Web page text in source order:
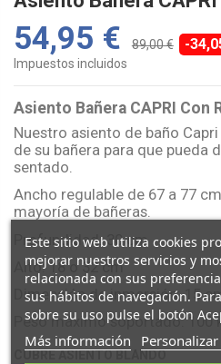
54,95 € 89,00 € -
Impuestos incluidos
Asiento Bañera CAPRI Con
Nuestro asiento de baño
de su bañera para que pueda
sentado.
Ancho regulable de 67 a 77
mayoría de bañeras.
Profundidad: 30 cm
Alto: 18 o 32 cm
Dimensión de inmersión: 15
Peso máximo soportado: 100
CUBRE ASIENTO BLANDO
Este sitio web utiliza cookies
mejorar nuestros servicios y
relacionada con sus
sus hábitos de navegación.
sobre su uso pulse el botón
Más información